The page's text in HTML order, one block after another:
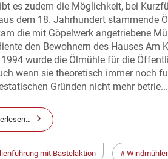
es zudem die Möglichkeit, bei
dem 18. Jahrhundert stammende
die mit Göpelwerk angetriebene
den Bewohnern des Hauses Am
wurde die Ölmühle für die
wenn sie theoretisch immer noch
Gründen nicht mehr betrie...
mit Bastelaktion